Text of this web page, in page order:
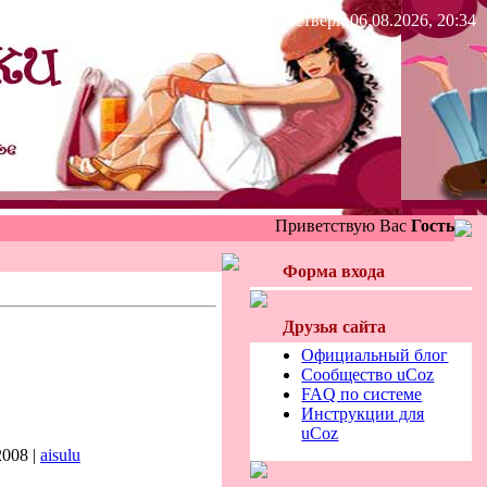
Четверг, 06.08.2026, 20:34
Приветствую Вас Гость
| aisulu
Форма входа
Друзья сайта
Официальный блог
Сообщество uCoz
FAQ по системе
Инструкции для
uCoz